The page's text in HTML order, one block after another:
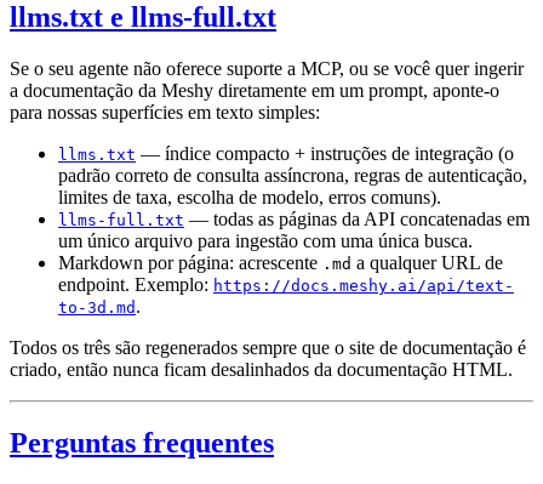
llms.txt e llms-full.txt
Se o seu agente não oferece suporte a MCP, ou se você quer ingerir
a documentação da Meshy diretamente em um prompt, aponte-o
para nossas superfícies em texto simples:
llms.txt — índice compacto + instruções de integração (o
padrão correto de consulta assíncrona, regras de autenticação,
limites de taxa, escolha de modelo, erros comuns).
llms-full.txt — todas as páginas da API concatenadas em
um único arquivo para ingestão com uma única busca.
Markdown por página: acrescente .md a qualquer URL de
endpoint. Exemplo: https://docs.meshy.ai/api/text-
to-3d.md .
Todos os três são regenerados sempre que o site de documentação é
criado, então nunca ficam desalinhados da documentação HTML.
Perguntas frequentes